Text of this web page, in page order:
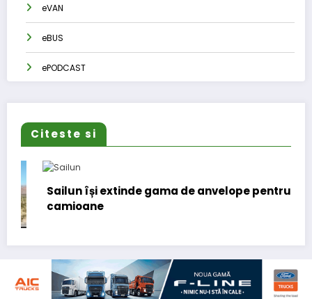
eVAN
eBUS
ePODCAST
Citeste si
Sailun își extinde gama de anvelope pentru
camioane